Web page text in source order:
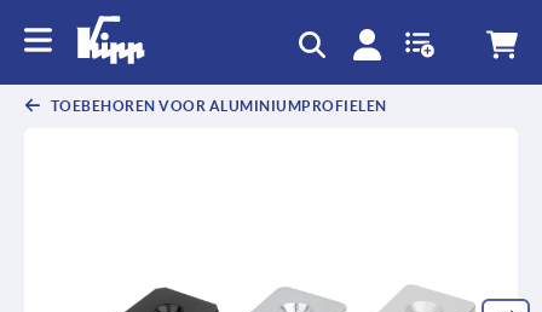
TOEBEHOREN VOOR ALUMINIUMPROFIELEN